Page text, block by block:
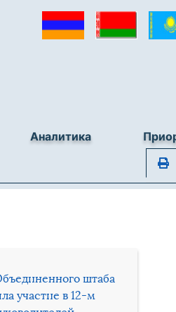
Аналитика
штаба
участие в 12-м